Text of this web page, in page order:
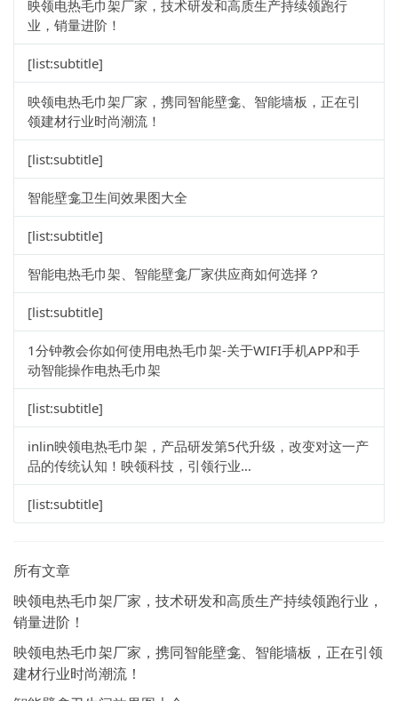
映领电热毛巾架厂家，技术研发和高质生产持续领跑行
业，销量进阶！
[list:subtitle]
映领电热毛巾架厂家，携同智能壁龛、智能墙板，正在引
领建材行业时尚潮流！
[list:subtitle]
智能壁龛卫生间效果图大全
[list:subtitle]
智能电热毛巾架、智能壁龛厂家供应商如何选择？
[list:subtitle]
1分钟教会你如何使用电热毛巾架-关于WIFI手机APP和手
动智能操作电热毛巾架
[list:subtitle]
inlin映领电热毛巾架，产品研发第5代升级，改变对这一产
品的传统认知！映领科技，引领行业…
[list:subtitle]
所有文章
映领电热毛巾架厂家，技术研发和高质生产持续领跑行业，
销量进阶！
映领电热毛巾架厂家，携同智能壁龛、智能墙板，正在引领
建材行业时尚潮流！